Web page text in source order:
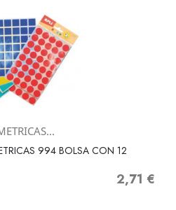
994 BOLSA CON 12
Precio
2,71 €